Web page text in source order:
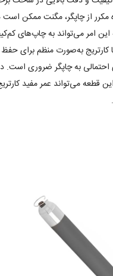
مکرر از چاپگر، مگنت ممکن
امر می‌تواند به چاپ‌های
به‌صورت منظم برای
به چاپگر ضروری است.
قطعه می‌تواند عمر مفید